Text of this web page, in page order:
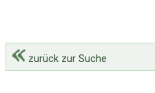
zurück zur Suche